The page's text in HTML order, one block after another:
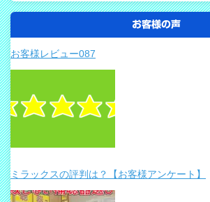
お客様の声
お客様レビュー087
ミラックスの評判は？【お客様アンケート】